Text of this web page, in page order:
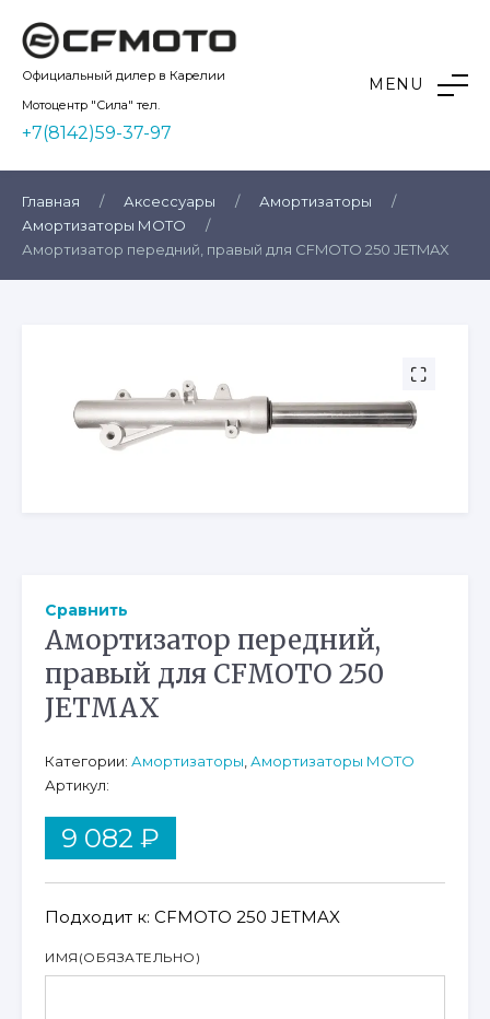
content
Kvadro10
Официальный дилер в Карелии
Мотоцентр "Сила" тел.
+7(8142)59-37-97
MENU
Главная / Аксессуары / Амортизаторы
/
Амортизаторы МОТО
/
Амортизатор передний, правый для CFMOTO 250 JETMAX
Амортизатор передний,
правый для CFMOTO 250
JETMAX
9 082 ₽
Подходит к: CFMOTO 250 JETMAX
ИМЯ (ОБЯЗАТЕЛЬНО)
Сравнить
Категории: Амортизаторы Амортизаторы МОТО
Артикул: